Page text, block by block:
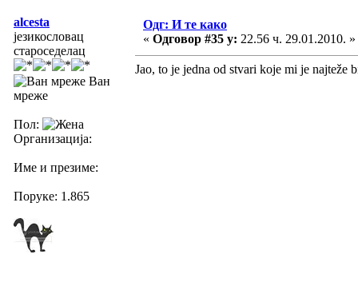
alcesta
језикословац
староседелац
Ван
мреже
Пол:
Организација:
Име и презиме:
Поруке: 1.865
Одг: И те како
« Одговор #35 у: 22.56 ч. 29.01.2010. »
Jao, to je jedna od stvari koje mi je najteže